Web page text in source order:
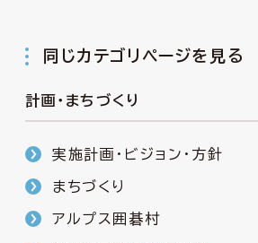
同じカテゴリページを見る
計画・まちづくり
実施計画・ビジョン・方針
まちづくり
アルプス囲碁村